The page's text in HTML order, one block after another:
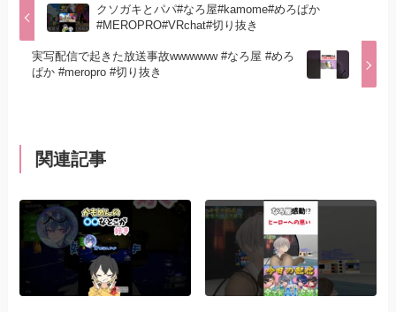
クソガキとパパ#なろ屋#kamome#めろぱか
#MEROPRO#VRchat#切り抜き
実写配信で起きた放送事故wwwwww #なろ屋 #めろ
ぱか #meropro #切り抜き
関連記事